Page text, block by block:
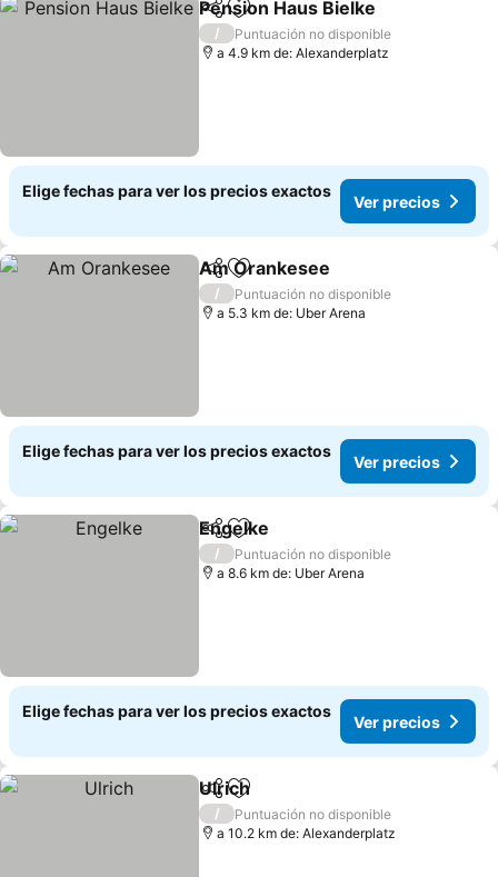
CompartirAgregar a favoritos
Pension Haus Bielke
/
Puntuación no disponible
a 4.9 km de: Alexanderplatz
Elige fechas para ver los precios exactos
Ver precios
CompartirAgregar a favoritos
Am Orankesee
/
Puntuación no disponible
a 5.3 km de: Uber Arena
Elige fechas para ver los precios exactos
Ver precios
CompartirAgregar a favoritos
Engelke
/
Puntuación no disponible
a 8.6 km de: Uber Arena
Elige fechas para ver los precios exactos
Ver precios
CompartirAgregar a favoritos
Ulrich
/
Puntuación no disponible
a 10.2 km de: Alexanderplatz